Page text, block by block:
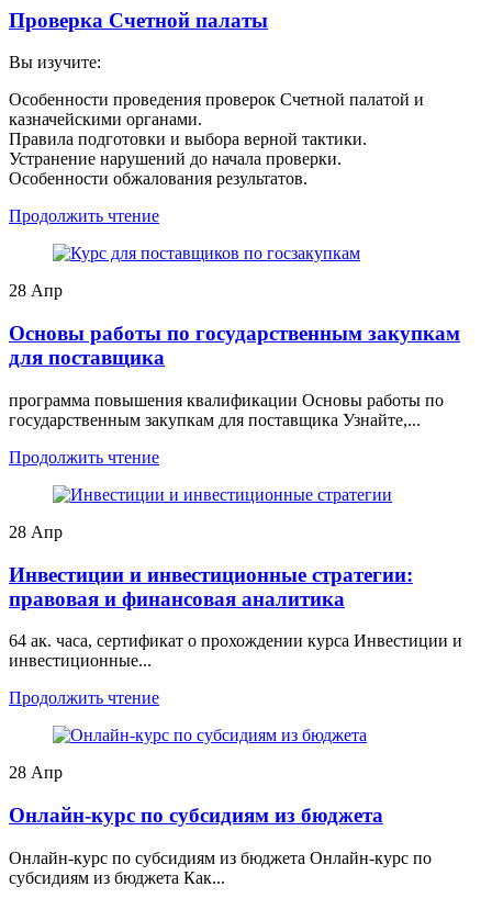
Проверка Счетной палаты
Вы изучите:
Особенности проведения проверок Счетной палатой и
казначейскими органами.
Правила подготовки и выбора верной тактики.
Устранение нарушений до начала проверки.
Особенности обжалования результатов.
Продолжить чтение
28 Апр
Основы работы по государственным закупкам
для поставщика
программа повышения квалификации Основы работы по
государственным закупкам для поставщика Узнайте,...
Продолжить чтение
28 Апр
Инвестиции и инвестиционные стратегии:
правовая и финансовая аналитика
64 ак. часа, сертификат о прохождении курса Инвестиции и
инвестиционные...
Продолжить чтение
28 Апр
Онлайн-курс по субсидиям из бюджета
Онлайн-курс по субсидиям из бюджета Онлайн-курс по
субсидиям из бюджета Как...